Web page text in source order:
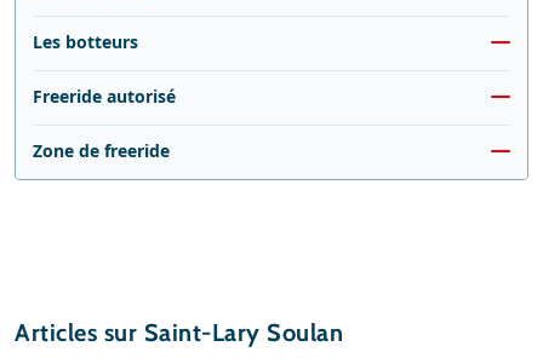
Les botteurs
Freeride autorisé
Zone de freeride
Articles sur Saint-Lary Soulan